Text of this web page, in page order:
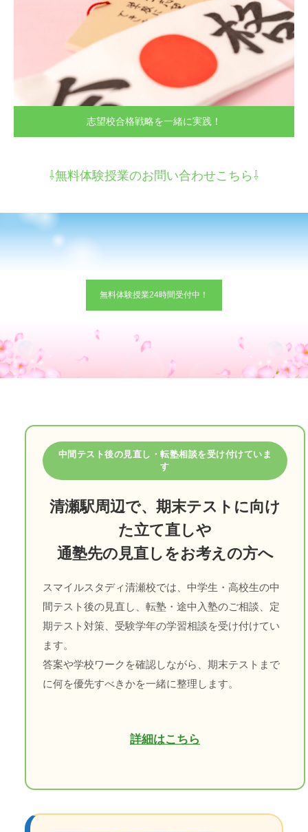
志望校合格戦略を一緒に実践！
⇩無料体験授業のお問い合わせこちら⇩
無料体験授業24時間受付中！
中間テスト後の見直し・転塾相談を受け付けていま
す
清瀬駅周辺で、期末テストに向け
た立て直しや
通塾先の見直しをお考えの方へ
スマイルスタディ清瀬校では、中学生・高校生の中
間テスト後の見直し、転塾・途中入塾のご相談、定
期テスト対策、受験学年の学習相談を受け付けてい
ます。
答案や学校ワークを確認しながら、期末テストまで
に何を優先すべきかを一緒に整理します。
詳細はこちら